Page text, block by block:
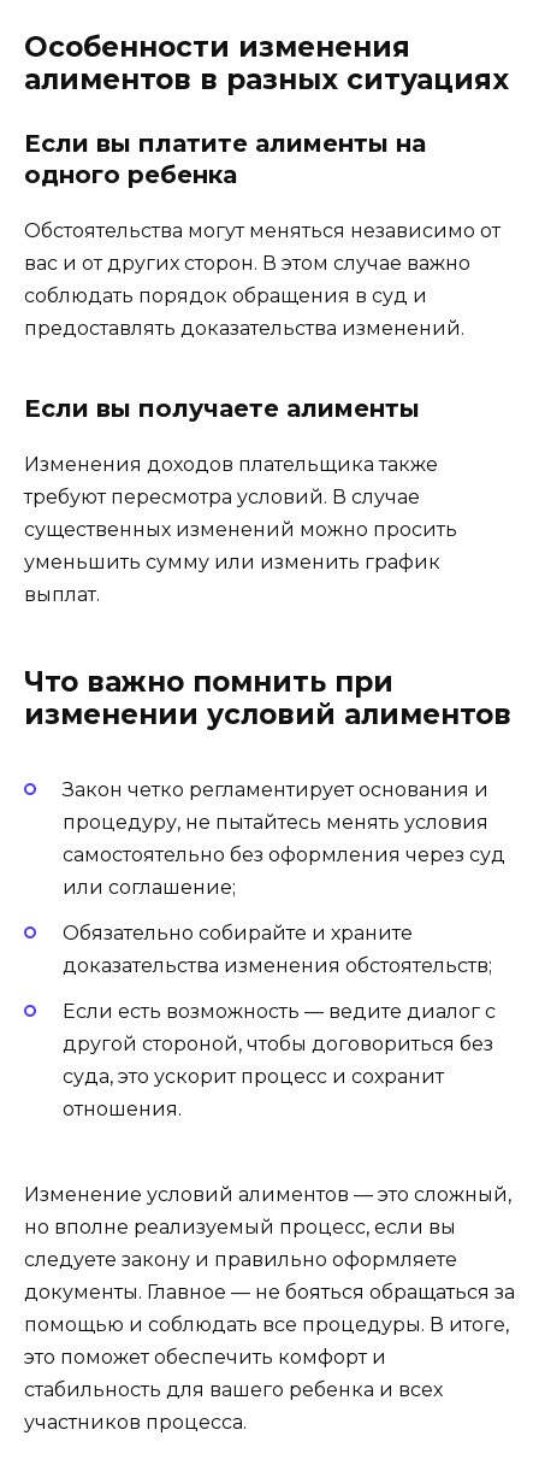
Особенности изменения
алиментов в разных ситуациях
Если вы платите алименты на
одного ребенка
Обстоятельства могут меняться независимо от
вас и от других сторон. В этом случае важно
соблюдать порядок обращения в суд и
предоставлять доказательства изменений.
Если вы получаете алименты
Изменения доходов плательщика также
требуют пересмотра условий. В случае
существенных изменений можно просить
уменьшить сумму или изменить график
выплат.
Что важно помнить при
изменении условий алиментов
Закон четко регламентирует основания и
процедуру, не пытайтесь менять условия
самостоятельно без оформления через суд
или соглашение;
Обязательно собирайте и храните
доказательства изменения обстоятельств;
Если есть возможность — ведите диалог с
другой стороной, чтобы договориться без
суда, это ускорит процесс и сохранит
отношения.
Изменение условий алиментов — это сложный,
но вполне реализуемый процесс, если вы
следуете закону и правильно оформляете
документы. Главное — не бояться обращаться за
помощью и соблюдать все процедуры. В итоге,
это поможет обеспечить комфорт и
стабильность для вашего ребенка и всех
участников процесса.